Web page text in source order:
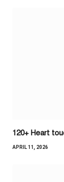
120+ Heart
APRIL 11, 2026